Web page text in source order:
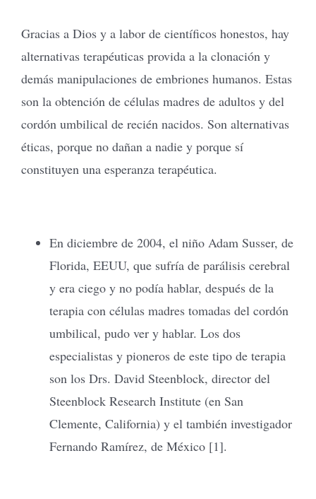
Gracias a Dios y a labor de científicos honestos, hay
alternativas terapéuticas provida a la clonación y
demás manipulaciones de embriones humanos. Estas
son la obtención de células madres de adultos y del
cordón umbilical de recién nacidos. Son alternativas
éticas, porque no dañan a nadie y porque sí
constituyen una esperanza terapéutica.
En diciembre de 2004, el niño Adam Susser, de
Florida, EEUU, que sufría de parálisis cerebral
y era ciego y no podía hablar, después de la
terapia con células madres tomadas del cordón
umbilical, pudo ver y hablar. Los dos
especialistas y pioneros de este tipo de terapia
son los Drs. David Steenblock, director del
Steenblock Research Institute (en San
Clemente, California) y el también investigador
Fernando Ramírez, de México [1].